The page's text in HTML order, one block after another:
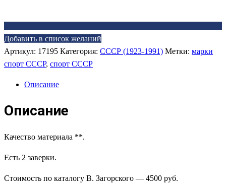
Добавить в список желаний
Артикул: 17195 Категория: СССР (1923-1991) Метки: марки
спорт СССР, спорт СССР
Описание
Описание
Качество материала **.
Есть 2 заверки.
Стоимость по каталогу В. Загорского — 4500 руб.